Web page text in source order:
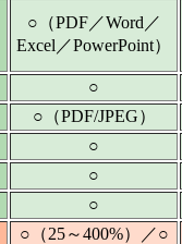
○（PDF／Word／
Excel／PowerPoint）
○
○（PDF/JPEG）
○
○
○
○（25～400%）／○